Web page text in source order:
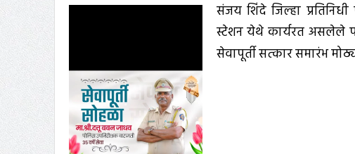
संजय शिंदे जिल्हा
स्टेशन येथे कार्यरत असलेले
सेवापूर्ती सत्कार समारंभ